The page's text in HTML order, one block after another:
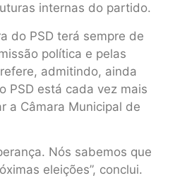
internas do partido.
do PSD terá sempre de
política e pelas
admitindo, ainda
PSD está cada vez mais
a Câmara Municipal de
Nós sabemos que
eleições”, conclui.